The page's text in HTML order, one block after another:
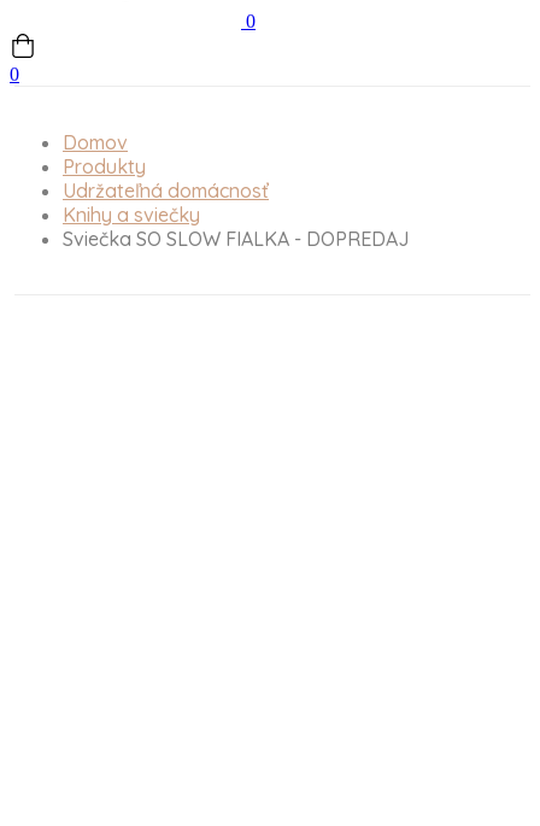
0
0
Domov
Produkty
Udržateľná domácnosť
Knihy a sviečky
Sviečka SO SLOW FIALKA - DOPREDAJ